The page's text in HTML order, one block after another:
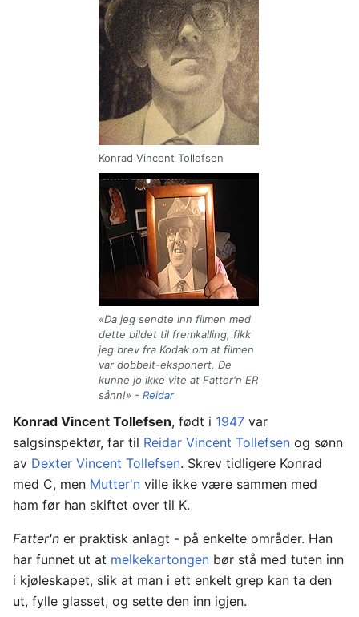
Konrad Vincent Tollefsen
«Da jeg sendte inn filmen med
dette bildet til fremkalling, fikk
jeg brev fra Kodak om at filmen
var dobbelt-eksponert. De
kunne jo ikke vite at Fatter'n ER
sånn!» - Reidar
Konrad Vincent Tollefsen, født i 1947 var
salgsinspektør, far til Reidar Vincent Tollefsen og sønn
av Dexter Vincent Tollefsen. Skrev tidligere Konrad
med C, men Mutter'n ville ikke være sammen med
ham før han skiftet over til K.
Fatter'n er praktisk anlagt - på enkelte områder. Han
har funnet ut at melkekartongen bør stå med tuten inn
i kjøleskapet, slik at man i ett enkelt grep kan ta den
ut, fylle glasset, og sette den inn igjen.